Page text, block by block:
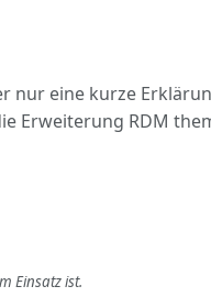
nur eine kurze
Erweiterung RDM
Einsatz ist.